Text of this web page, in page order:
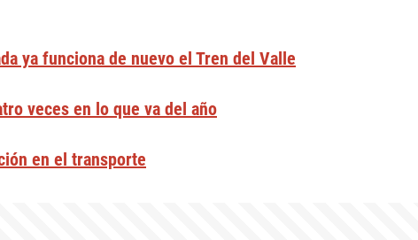
ya funciona de nuevo el Tren del Valle
veces en lo que va del año
en el transporte